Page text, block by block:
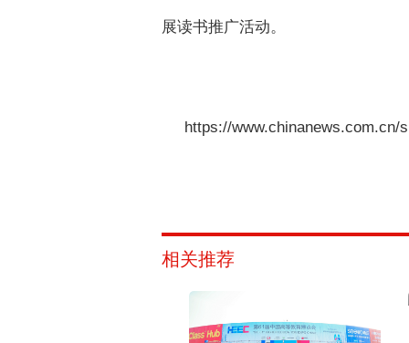
展读书推广活动。
https://www.chinanews.com.cn/
相关推荐